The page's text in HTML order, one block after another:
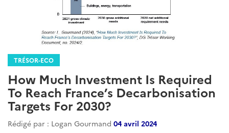
TRÉSOR-ECO
How Much Investment Is Required
To Reach France’s Decarbonisation
Targets For 2030?
Rédigé par : Logan Gourmand 04 avril 2024